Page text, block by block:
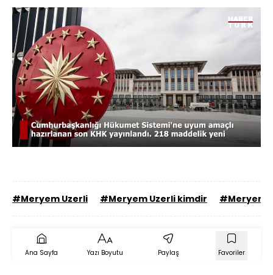
Sesi
Aç
Yüklendi:
59.10%
Oynatma
Hızı
#Meryem Uzerli #Meryem Uzerli kimdir #Meryem
Ana Sayfa Yazı Boyutu Paylaş Favoriler